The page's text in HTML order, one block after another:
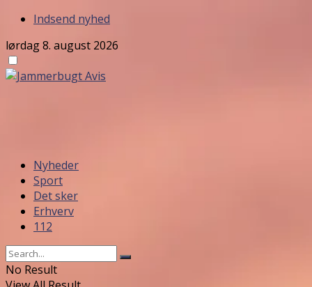
Indsend nyhed
lørdag 8. august 2026
Nyheder
Sport
Det sker
Erhverv
112
No Result